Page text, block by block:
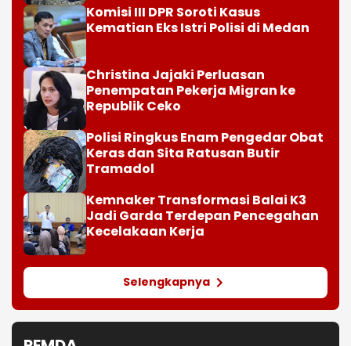
Komisi III DPR Soroti Kasus
Kematian Eks Istri Polisi di Medan
Christina Jajaki Perluasan
Penempatan Pekerja Migran ke
Republik Ceko
Polisi Ringkus Enam Pengedar Obat
Keras dan Sita Ratusan Butir
Tramadol
Kemnaker Transformasi Balai K3
Jadi Garda Terdepan Pencegahan
Kecelakaan Kerja
Selengkapnya